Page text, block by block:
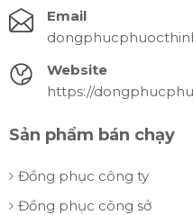
Email
Website
https://
Sản phẩm bán chạy
Đồng phục công ty
Đồng phục công sở